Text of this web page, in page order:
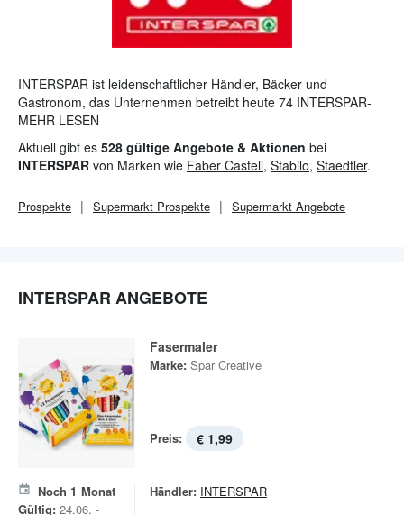
INTERSPAR ist leidenschaftlicher Händler, Bäcker und
Gastronom, das Unternehmen betreibt heute 74 INTERSPAR-
Standorte, 57 Restaurant, 16 Café Cappuccino und acht echte
Handwerksbäckereien.
INTERSPAR bietet eine einzigartige Kombination aus fast
20.000Lebensmittelnund rund 30.000 Produkten in den Non-
Servicekompetenz der rund 10.000 Mitarbeitenden ist
MEHR LESEN
Aktuell gibt es 528 gültige Angebote & Aktionen bei
INTERSPAR von Marken wie Faber Castell, Stabilo, Staedtler.
Prospekte Supermarkt Prospekte Supermarkt Angebote
INTERSPAR ANGEBOTE
Fasermaler
Marke: Spar Creative
Preis: € 1,99
Noch 1 Monat
Gültig: 24.06. -
Händler: INTERSPAR